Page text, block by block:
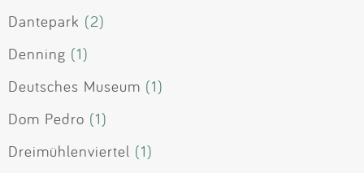
Dantepark (2)
Denning (1)
Deutsches Museum (1)
Dom Pedro (1)
Dreimühlenviertel (1)